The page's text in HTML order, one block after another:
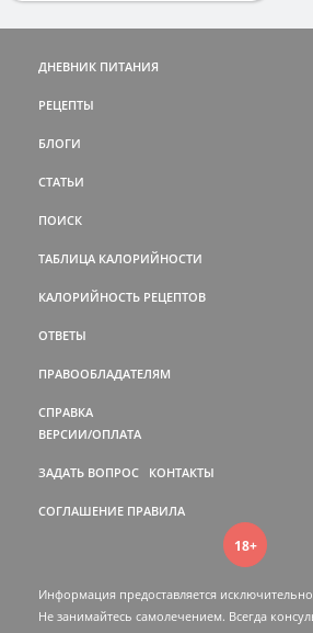
ДНЕВНИК ПИТАНИЯ
РЕЦЕПТЫ
БЛОГИ
СТАТЬИ
ПОИСК
ТАБЛИЦА КАЛОРИЙНОСТИ
КАЛОРИЙНОСТЬ РЕЦЕПТОВ
ОТВЕТЫ
ПРАВООБЛАДАТЕЛЯМ
СПРАВКА
ВЕРСИИ/ОПЛАТА
ЗАДАТЬ ВОПРОС КОНТАКТЫ
СОГЛАШЕНИЕ ПРАВИЛА
18+
Информация предоставляется
Не занимайтесь самолечением. Всегда